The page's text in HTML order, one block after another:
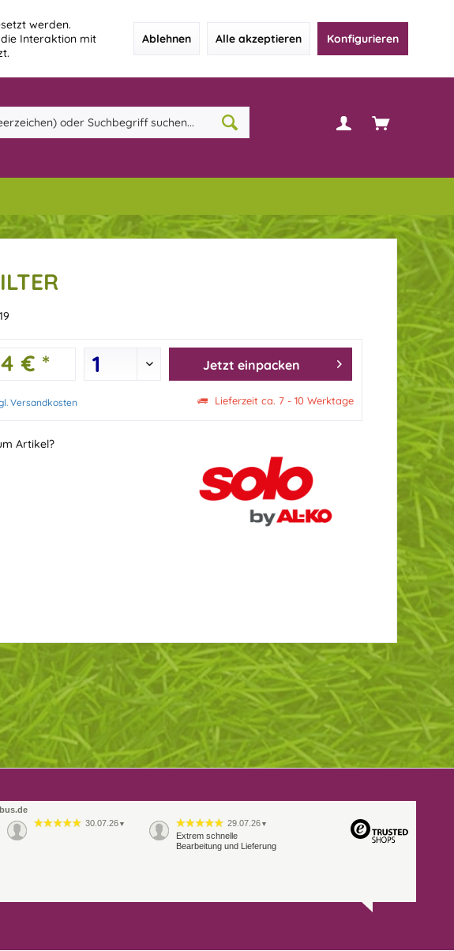
werden.
Interaktion mit
Ablehnen Alle akzeptieren Konfigurieren
€ * Jetzt einpacken
Versandkosten Lieferzeit ca. 7 - 10 Werktage
Artikel?
30.07.26 ▼ 29.07.26 ▼
Extrem schnelle
Bearbeitung und Lieferung